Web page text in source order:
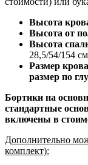
Высота
Высота от
Высота
28,5/54/154
Размер
размер по
Бортики на
стандартные
включены в
Дополнительно
комплект):